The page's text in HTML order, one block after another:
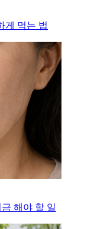
게 먹는 법
해야 할 일